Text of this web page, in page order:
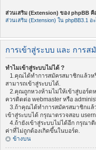
ส่วนเสริม (Extension) ของ phpBB คื
ส่วนเสริม (Extension) ใน phpBB3.1 อ
การเข้าสู่ระบบ และ การส
ทำไมเข้าสู่ระบบไม่ได้ ?
1.คุณได้ทำการสมัครสมาชิกแล้วห
สามารถเข้าสู่ระบบได้.
2.คุณถูกหวงห้ามไม่ให้เข้าสู่บอร์ด
ควรติดต่อ webmaster หรือ
3.ถ้าคุณได้ทำการสมัครสมาชิกแล้
เข้าสู่ระบบได้ กรุณาตรวจสอบ
4.ถ้ายังเข้าสู่ระบบไม่ได้อีก กรุณา
ค่าที่ไม่ถูกต้องเกิดขึ้นในบอร์ด.
ข้างบน